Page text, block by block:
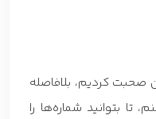
صحبت کردیم، بلافاصله
تا بتوانید شماره‌ها را